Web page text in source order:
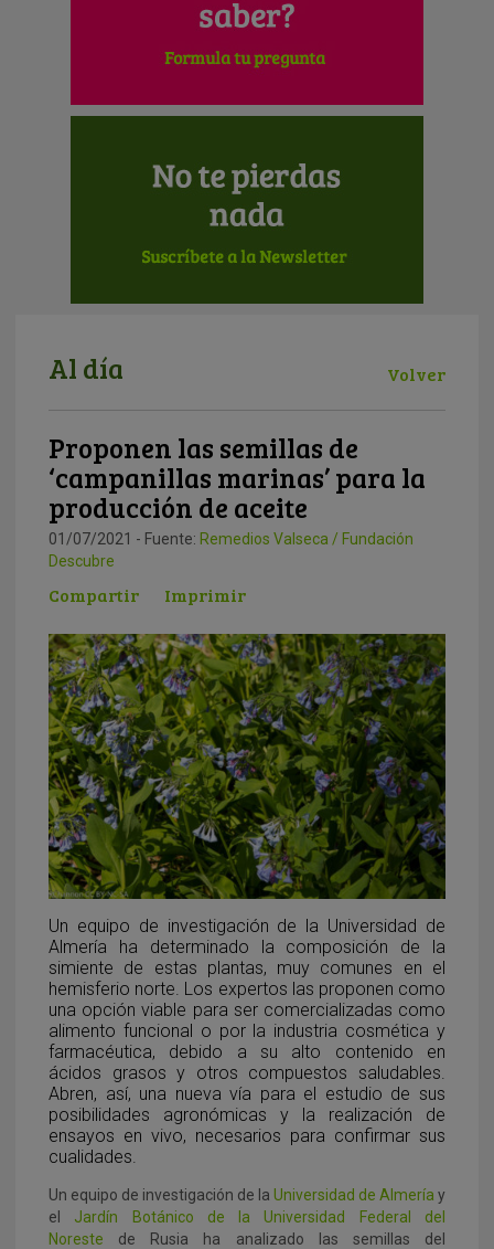
Al día Volver
Proponen las semillas de
‘campanillas marinas’ para la
producción de aceite
01/07/2021 - Fuente: Remedios Valseca / Fundación
Descubre
Compartir Imprimir
Un equipo de investigación de la Universidad de
Almería ha determinado la composición de la
simiente de estas plantas, muy comunes en el
hemisferio norte. Los expertos las proponen como
una opción viable para ser comercializadas como
alimento funcional o por la industria cosmética y
farmacéutica, debido a su alto contenido en
ácidos grasos y otros compuestos saludables.
Abren, así, una nueva vía para el estudio de sus
posibilidades agronómicas y la realización de
ensayos en vivo, necesarios para confirmar sus
cualidades.
Un equipo de investigación de la Universidad de Almería y
el Jardín Botánico de la Universidad Federal del
Noreste de Rusia ha analizado las semillas del